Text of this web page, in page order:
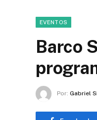
EVENTOS
Barco
Por: Gabriel